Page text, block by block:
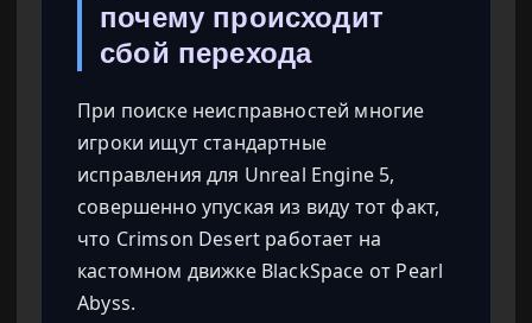
почему происходит
сбой перехода
При поиске неисправностей многие
игроки ищут стандартные
исправления для Unreal Engine 5,
совершенно упуская из виду тот факт,
что Crimson Desert работает на
кастомном движке BlackSpace от Pearl
Abyss.